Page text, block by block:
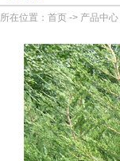
所在位置： 首页 -> 产品中心